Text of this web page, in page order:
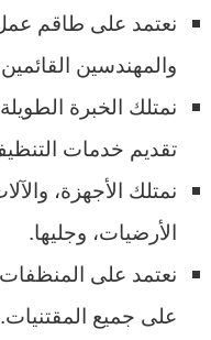
نعتمد على طاقم
والمهندسين
تقديم خدمات
نمتلك الأجهزة،
الأرضيات، وجليها.
نعتمد على المنظفات
على جميع المقتنيات.